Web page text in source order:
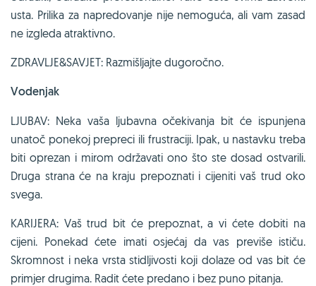
usta. Prilika za napredovanje nije nemoguća, ali vam zasad
ne izgleda atraktivno.
ZDRAVLJE&SAVJET: Razmišljajte dugoročno.
Vodenjak
LJUBAV: Neka vaša ljubavna očekivanja bit će ispunjena
unatoč ponekoj prepreci ili frustraciji. Ipak, u nastavku treba
biti oprezan i mirom održavati ono što ste dosad ostvarili.
Druga strana će na kraju prepoznati i cijeniti vaš trud oko
svega.
KARIJERA: Vaš trud bit će prepoznat, a vi ćete dobiti na
cijeni. Ponekad ćete imati osjećaj da vas previše ističu.
Skromnost i neka vrsta stidljivosti koji dolaze od vas bit će
primjer drugima. Radit ćete predano i bez puno pitanja.